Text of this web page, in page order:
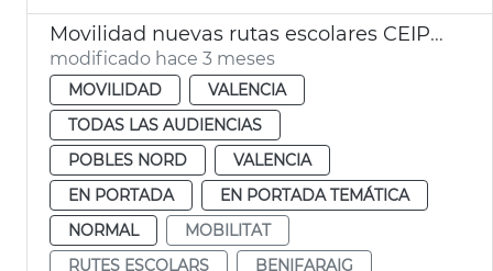
Movilidad nuevas rutas escolares CEIP Manuel González Martí de Benifaraig
modificado hace 3 meses
MOVILIDAD
VALENCIA
TODAS LAS AUDIENCIAS
POBLES NORD
VALENCIA
EN PORTADA
EN PORTADA TEMÁTICA
NORMAL
MOBILITAT
RUTES ESCOLARS
BENIFARAIG